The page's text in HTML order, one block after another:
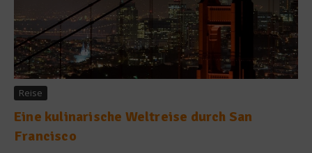
Reise
Eine kulinarische Weltreise durch San
Francisco